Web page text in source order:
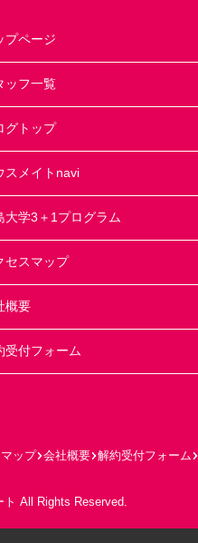
プページ
ッフ一覧
グトップ
スメイトnavi
大学3＋1プログラム
セスマップ
概要
受付フォーム
ップ 会社概要 解約受付フォーム
ト All Rights Reserved.